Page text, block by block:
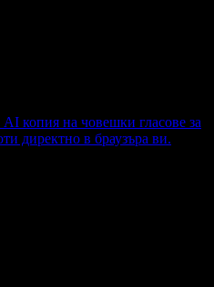
копия на човешки гласове за
директно в браузъра ви.